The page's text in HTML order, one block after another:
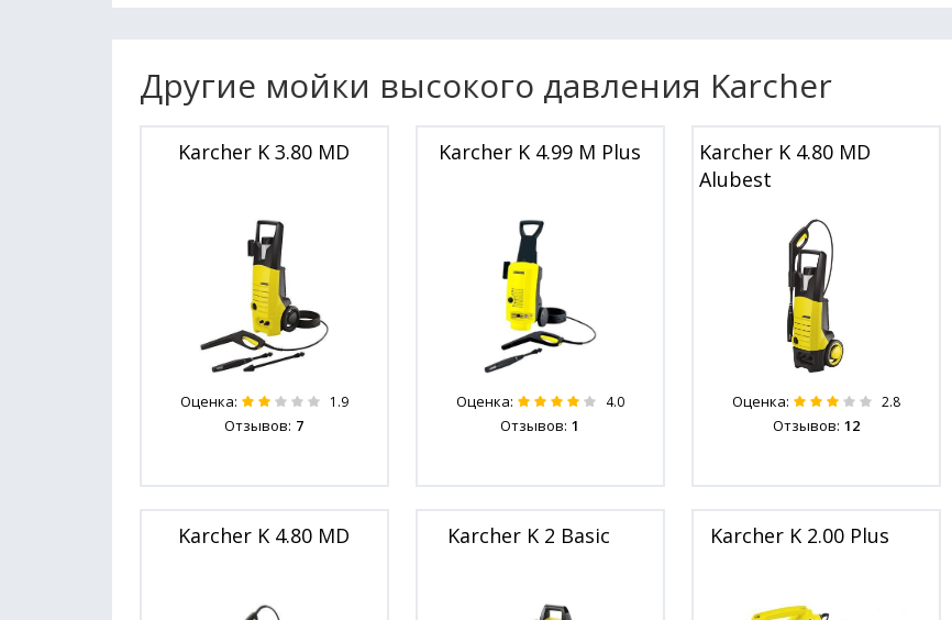
Другие мойки высокого давления Karcher
Karcher K 3.80 MD
Оценка: 1.9
Отзывов: 7
Karcher K 4.99 M Plus
Оценка: 4.0
Отзывов: 1
Karcher K 4.80 MD
Alubest
Оценка: 2.8
Отзывов: 12
Karcher K 4.80 MD Karcher K 2 Basic Karcher K 2.00 Plus